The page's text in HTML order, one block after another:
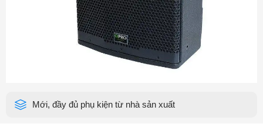
Mới, đầy đủ phụ kiện từ nhà sản xuất